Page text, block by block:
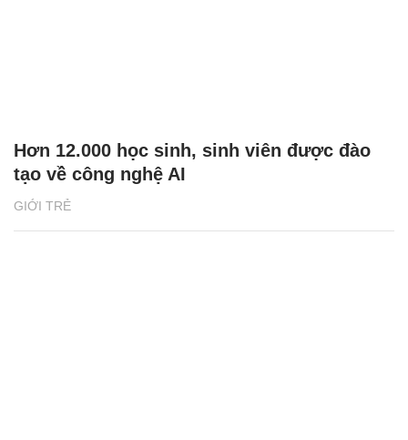
GIỚI TRẺ
Hơn 12.000 học sinh, sinh viên được đào
tạo về công nghệ AI